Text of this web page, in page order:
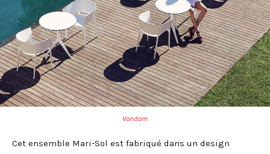
Vondom
Cet ensemble Mari-Sol est fabriqué dans un design